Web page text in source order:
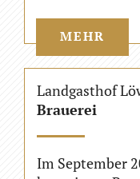
MEHR
Landgasthof
Brauerei
Im September